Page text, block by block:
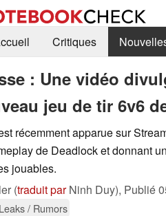
Critiques
: Une vidéo
jeu de tir 6v6
récemment apparue sur
de Deadlock et donnant
jouables.
(traduit parNinh Duy), Publié
Leaks / Rumors